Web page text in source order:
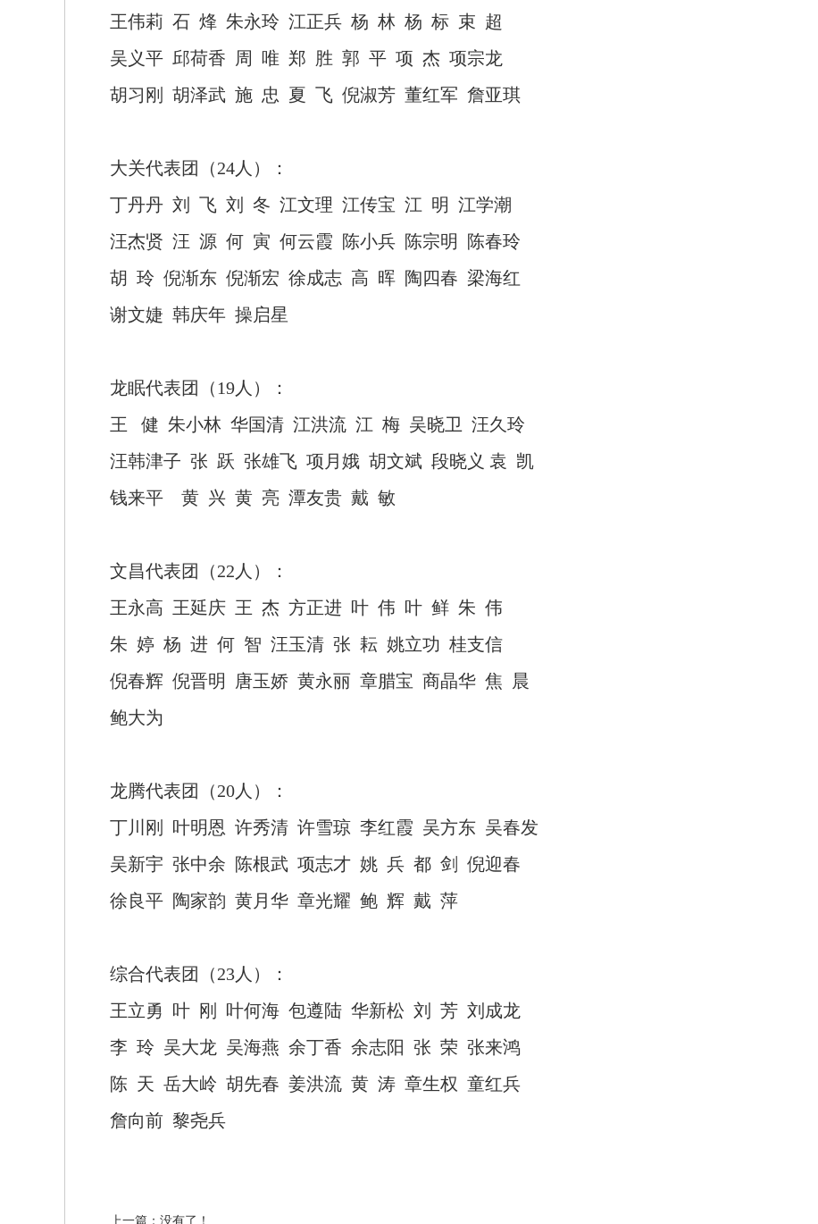
王伟莉 石 烽 朱永玲 江正兵 杨 林 杨 标 束 超
吴义平 邱荷香 周 唯 郑 胜 郭 平 项 杰 项宗龙
胡习刚
胡泽武 施 忠 夏 飞 倪淑芳 董红军 詹亚琪
大关代表团（24人）：
丁丹丹 刘 飞 刘 冬 江文理 江传宝 江 明 江学潮
汪杰贤 汪 源 何 寅 何云霞 陈小兵 陈宗明
陈春玲
胡 玲 倪渐东 倪渐宏 徐成志 高 晖 陶四春 梁海红
谢文婕 韩庆年 操启星
龙眠代表团（19人）：
王
健 朱小林 华国清 江洪流 江 梅 吴晓卫 汪久玲
汪韩津子 张 跃 张雄飞 项月娥 胡文斌 段晓义 袁 凯
钱来平
黄 兴 黄 亮 潭友贵 戴 敏
文昌代表团（22人）：
王永高 王延庆 王 杰 方正进 叶 伟 叶 鲜 朱 伟
朱 婷 杨 进 何 智 汪玉清 张 耘 姚立功 桂支信
倪春辉 倪晋明 唐玉娇 黄永丽 章腊宝 商晶华 焦
晨
鲍大为
龙腾代表团（20人）：
丁川刚
叶明恩 许秀清 许雪琼 李红霞 吴方东 吴春发
吴新宇 张中余 陈根武 项志才 姚 兵 都 剑
倪迎春
徐良平 陶家韵 黄月华 章光耀 鲍 辉 戴 萍
综合代表团（23人）：
王立勇 叶 刚 叶何海 包遵陆 华新松 刘 芳 刘成龙
李 玲 吴大龙 吴海燕 余丁香 余志阳 张 荣 张来鸿
陈 天 岳大岭 胡先春 姜洪流 黄 涛 章生权 童红兵
詹向前 黎尧兵
上一篇：没有了！